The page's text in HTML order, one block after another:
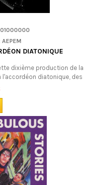
AEPEM
DIATONIQUE
dixième production de la
l'accordéon diatonique, des
: un régal de musiques
vibrations ensoleillées.